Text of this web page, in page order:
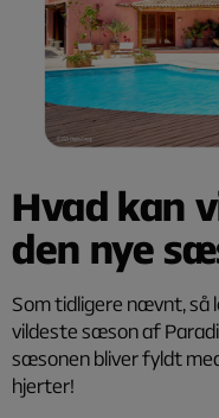
Hvad kan
den nye
Som tidligere nævnt, så
vildeste sæson af
sæsonen bliver fyldt
hjerter!